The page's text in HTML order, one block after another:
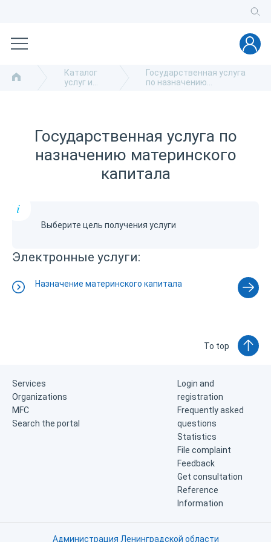
Каталог
услуг и
Государственная услуга
по назначению
Государственная услуга по
назначению материнского
капитала
i
Выберите цель получения услуги
Электронные услуги:
Назначение материнского капитала
To top
Services
Organizations
MFC
Search the portal
Login and
registration
Frequently asked
questions
Statistics
File complaint
Feedback
Get consultation
Reference
Information
Администрация Ленинградской области